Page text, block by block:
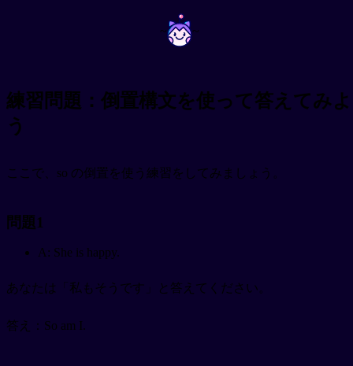
~ ~
練習問題：倒置構文を使って答えてみよ
う
ここで、so の倒置を使う練習をしてみましょう。
問題1
A: She is happy.
あなたは「私もそうです」と答えてください。
答え：So am I.